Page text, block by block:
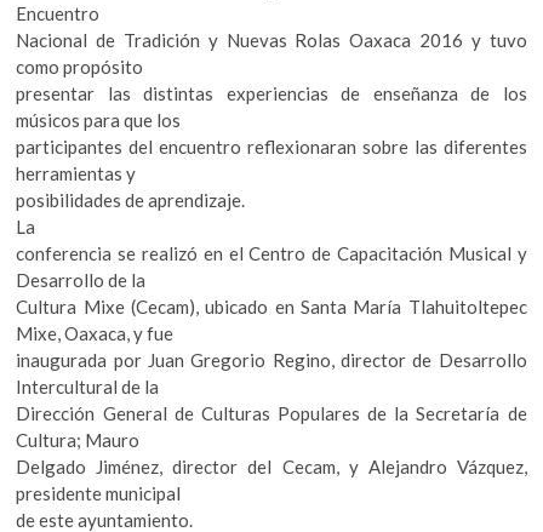
Encuentro
Nacional de Tradición y Nuevas Rolas Oaxaca 2016 y tuvo
como propósito
presentar las distintas experiencias de enseñanza de los
músicos para que los
participantes del encuentro reflexionaran sobre las diferentes
herramientas y
posibilidades de aprendizaje.
La
conferencia se realizó en el Centro de Capacitación Musical y
Desarrollo de la
Cultura Mixe (Cecam), ubicado en Santa María Tlahuitoltepec
Mixe, Oaxaca, y fue
inaugurada por Juan Gregorio Regino, director de Desarrollo
Intercultural de la
Dirección General de Culturas Populares de la Secretaría de
Cultura; Mauro
Delgado Jiménez, director del Cecam, y Alejandro Vázquez,
presidente municipal
de este ayuntamiento.